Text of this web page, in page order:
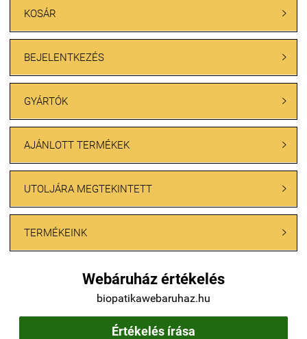
KOSÁR 
BEJELENTKEZÉS 
GYÁRTÓK 
AJÁNLOTT TERMÉKEK 
UTOLJÁRA MEGTEKINTETT 
TERMÉKEINK 
Webáruház értékelés
biopatikawebaruhaz.hu
Értékelés írása